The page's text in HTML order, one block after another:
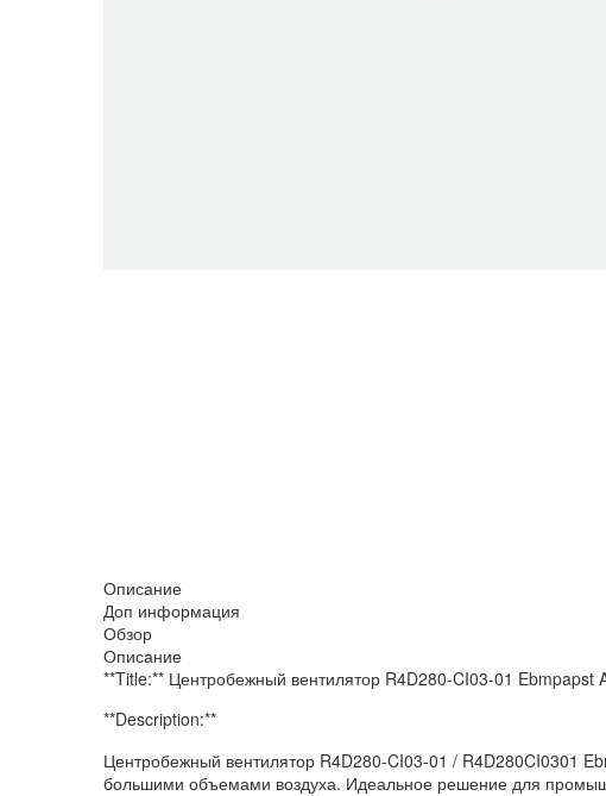
Описание
Доп информация
Обзор
Описание
**Title:** Центробежный вентилятор R4D280-CI03-01 Ebmpapst
**Description:**
Центробежный вентилятор R4D280-CI03-01 / R4D280CI0301
большими объемами воздуха. Идеальное решение для